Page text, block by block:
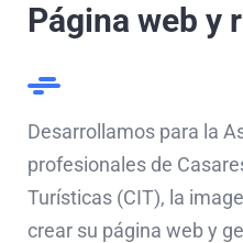
Página web y
Desarrollamos para la
profesionales de
Turísticas (CIT), la
crear su página web y